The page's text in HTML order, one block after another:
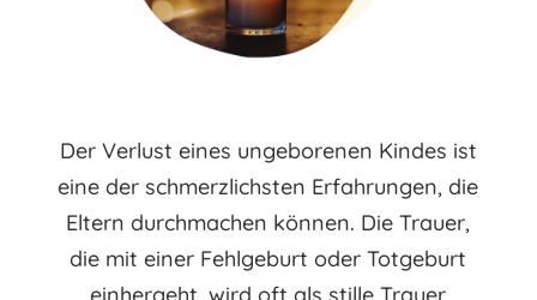
Der Verlust eines ungeborenen Kindes ist
eine der schmerzlichsten Erfahrungen, die
Eltern durchmachen können. Die Trauer,
die mit einer Fehlgeburt oder Totgeburt